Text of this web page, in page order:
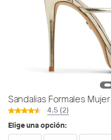
Sandalias Formales
4.5 (2)
Elige una opción: